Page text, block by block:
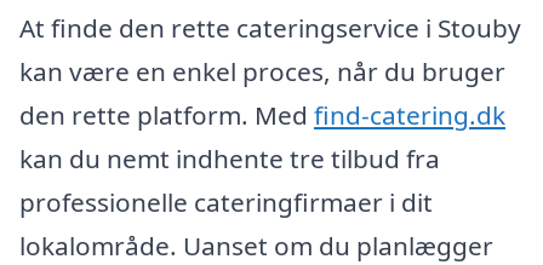
At finde den rette cateringservice i Stouby
kan være en enkel proces, når du bruger
den rette platform. Med find-catering.dk
kan du nemt indhente tre tilbud fra
professionelle cateringfirmaer i dit
lokalområde. Uanset om du planlægger